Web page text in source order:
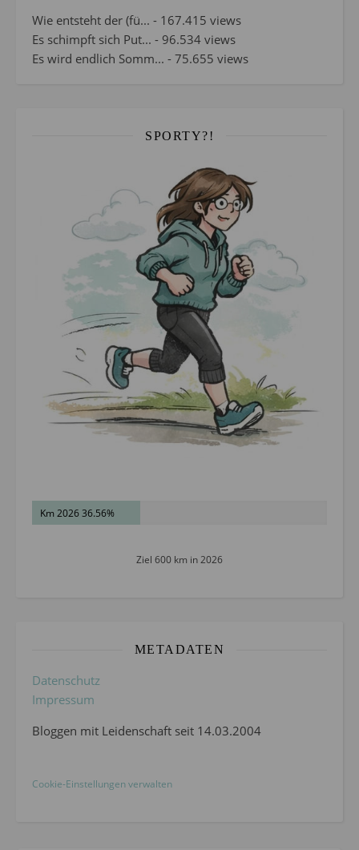
Wie entsteht der (fü... - 167.415 views
Es schimpft sich Put... - 96.534 views
Es wird endlich Somm... - 75.655 views
SPORTY?!
Km 2026 36.56%
Ziel 600 km in 2026
METADATEN
Datenschutz
Impressum
Bloggen mit Leidenschaft seit 14.03.2004
Cookie-Einstellungen verwalten